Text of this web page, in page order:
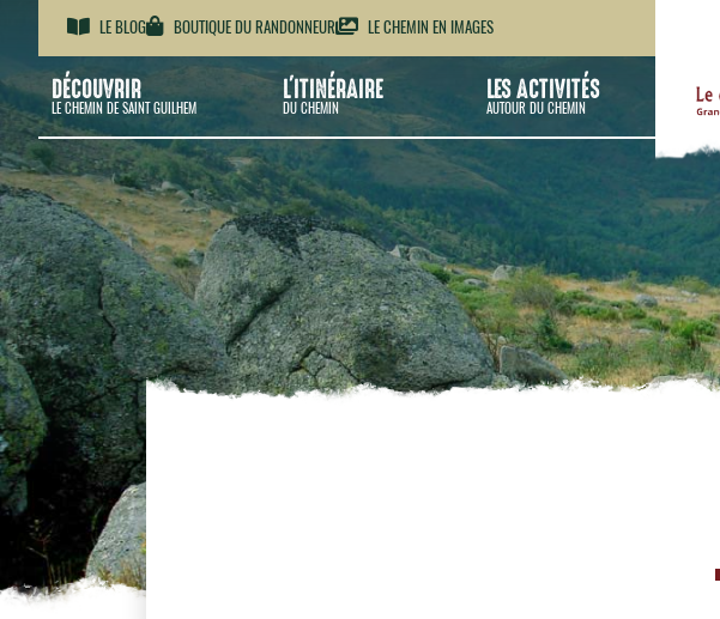
LE BLOG BOUTIQUE DU RANDONNEUR LE CHEMIN EN IMAGES
DÉCOUVRIR
LE CHEMIN DE SAINT GUILHEM
L'ITINÉRAIRE
DU CHEMIN
LES ACTIVITÉS
AUTOUR DU CHEMIN